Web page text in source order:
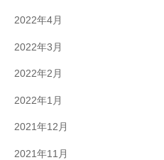
2022年4月
2022年3月
2022年2月
2022年1月
2021年12月
2021年11月